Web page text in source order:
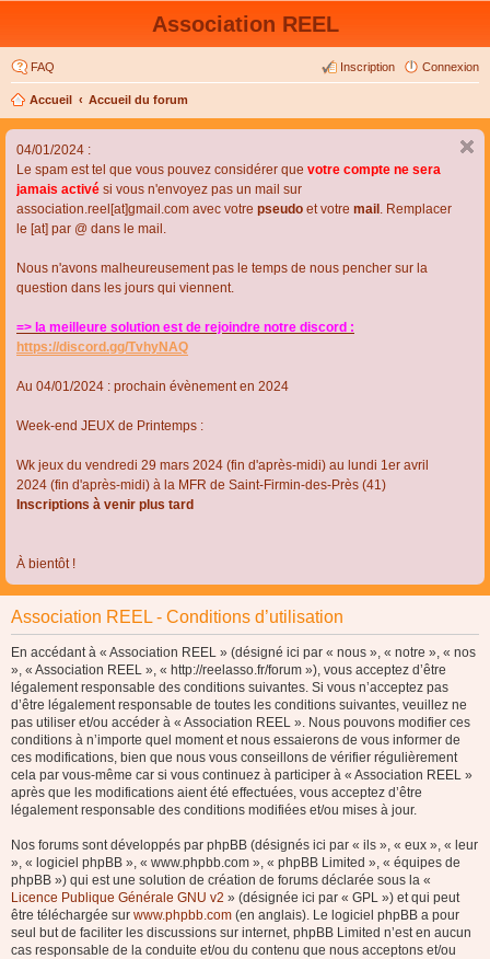
Association REEL
FAQ Connexion
Inscription
Accueil Accueil du forum
04/01/2024 :
Le spam est tel que vous pouvez considérer que votre compte ne sera
jamais activé si vous n'envoyez pas un mail sur
association.reel[at]gmail.com avec votre pseudo et votre mail . Remplacer
le [at] par @ dans le mail.
Nous n'avons malheureusement pas le temps de nous pencher sur la
question dans les jours qui viennent.
=> la meilleure solution est de rejoindre notre discord :
https://discord.gg/TvhyNAQ
Au 04/01/2024 : prochain évènement en 2024
Week-end JEUX de Printemps :
Wk jeux du vendredi 29 mars 2024 (fin d'après-midi) au lundi 1er avril
2024 (fin d'après-midi) à la MFR de Saint-Firmin-des-Près (41)
Inscriptions à venir plus tard
À bientôt !
Association REEL - Conditions d’utilisation
En accédant à « Association REEL » (désigné ici par « nous », « notre », « nos
», « Association REEL », « http://reelasso.fr/forum »), vous acceptez d’être
légalement responsable des conditions suivantes. Si vous n’acceptez pas
d’être légalement responsable de toutes les conditions suivantes, veuillez ne
pas utiliser et/ou accéder à « Association REEL ». Nous pouvons modifier ces
conditions à n’importe quel moment et nous essaierons de vous informer de
ces modifications, bien que nous vous conseillons de vérifier régulièrement
cela par vous-même car si vous continuez à participer à « Association REEL »
après que les modifications aient été effectuées, vous acceptez d’être
légalement responsable des conditions modifiées et/ou mises à jour.
Nos forums sont développés par phpBB (désignés ici par « ils », « eux », « leur
», « logiciel phpBB », « www.phpbb.com », « phpBB Limited », « équipes de
phpBB ») qui est une solution de création de forums déclarée sous la «
Licence Publique Générale GNU v2 » (désignée ici par « GPL ») et qui peut
être téléchargée sur www.phpbb.com (en anglais). Le logiciel phpBB a pour
seul but de faciliter les discussions sur internet, phpBB Limited n’est en aucun
cas responsable de la conduite et/ou du contenu que nous acceptons et/ou